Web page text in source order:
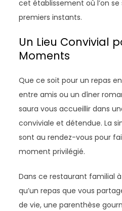
cet établissement où l’on
premiers instants.
Un Lieu Convivial
Moments
Que ce soit pour un repas
entre amis ou un dîner
saura vous accueillir dans
conviviale et détendue. La
sont au rendez-vous pour
moment privilégié.
Dans ce restaurant familial à
qu’un repas que vous
de vie, une parenthèse